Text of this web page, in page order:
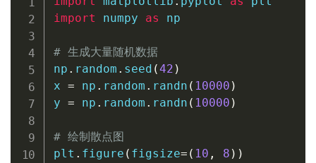
import numpy as np
# 生成大量随机数据
np . random . seed (42 )
x = np . random . randn ( 10000 )
y = np . random . randn ( 10000 )
# 绘制散点图
plt . figure ( figsize= ( 10 , 8 ) )